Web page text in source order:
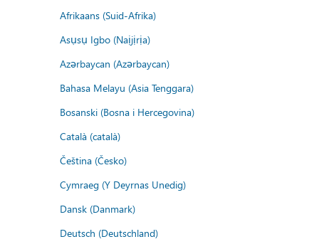
Afrikaans (Suid-Afrika)
Asụsụ Igbo (Naịjịrịa)
Azərbaycan (Azərbaycan)
Bahasa Melayu (Asia Tenggara)
Bosanski (Bosna i Hercegovina)
Català (català)
Čeština (Česko)
Cymraeg (Y Deyrnas Unedig)
Dansk (Danmark)
Deutsch (Deutschland)